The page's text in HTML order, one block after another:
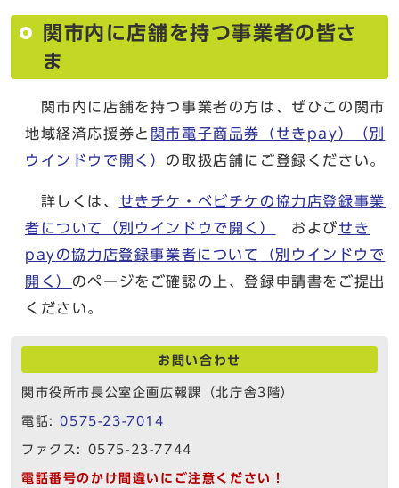
関市内に店舗を持つ事業者の皆さ
ま
関市内に店舗を持つ事業者の方は、ぜひこの関市
地域経済応援券と 関市電子商品券（せきpay）
（別
ウインドウで開く） の取扱店舗にご登録ください。
詳しくは、 せきチケ・ベビチケの協力店登録事業
者について
（別ウインドウで開く） およびせき
payの協力店登録事業者について
（別ウインドウで
開く） のページをご確認の上、登録申請書をご提出
ください。
お問い合わせ
関市役所市長公室企画広報課（北庁舎3階）
電話:0575-23-7014
ファクス: 0575-23-7744
電話番号のかけ間違いにご注意ください！